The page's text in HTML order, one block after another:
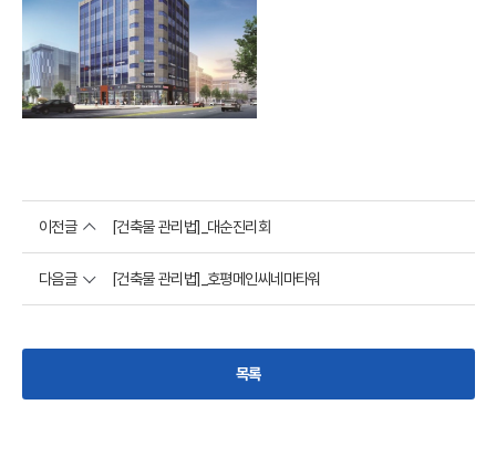
이전글 [건축물 관리법]_대순진리회
다음글 [건축물 관리법]_호평메인씨네마타워
목록